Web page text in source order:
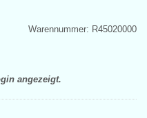
Warennummer: R45020000
angezeigt.